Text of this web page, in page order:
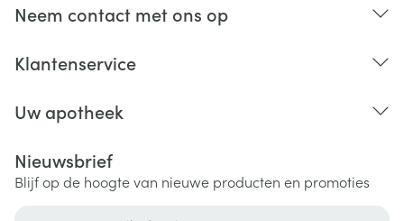
Neem contact met ons op
Klantenservice
Uw apotheek
Nieuwsbrief
Blijf op de hoogte van nieuwe producten en promoties